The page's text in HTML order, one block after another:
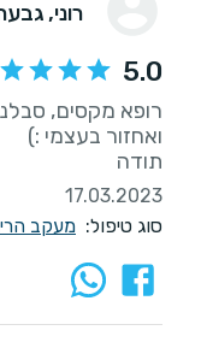
רוני,
5.0
רופא מקסים,
תודה
17.03.2023
סוג טיפול: מעקב